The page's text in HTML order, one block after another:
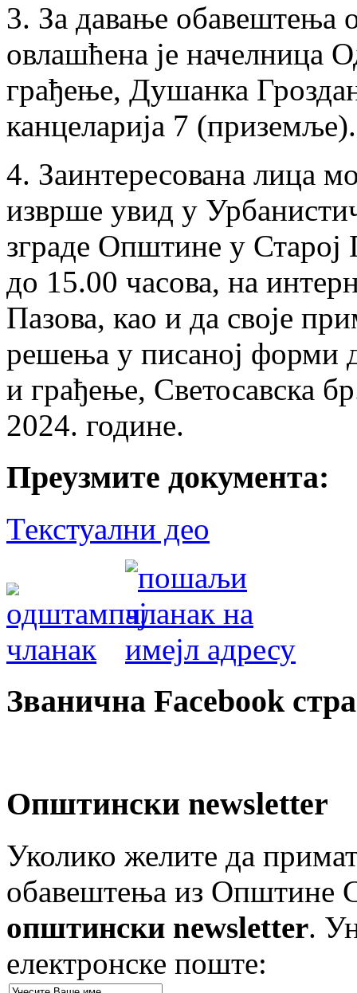
3. За давање обавештења
овлашћена је начелница
грађење, Душанка
канцеларија 7 (приземље).
4. Заинтересована лица
изврше увид у
зграде Општине у
до 15.00 часова, на
Пазова, као и да своје
решења у писаној форми
и грађење, Светосавска
2024. године.
Преузмите документа:
Текстуални део
Званична Facebook
Општински newsletter
Уколико желите да
обавештења из Општине
општински newsletter.
електронске поште: